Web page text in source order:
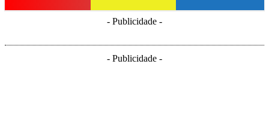
- Publicidade -
- Publicidade -